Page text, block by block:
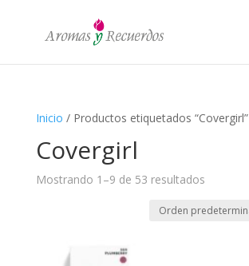
Inicio / Productos etiquetados “Covergirl”
Covergirl
Mostrando 1–9 de 53 resultados